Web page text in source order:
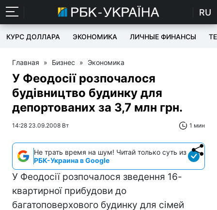
RU
КУРС ДОЛЛАРА ЭКОНОМИКА ЛИЧНЫЕ ФИНАНСЫ
Главная » Бизнес » Экономика
У Феодосії розпочалося
будівництво будинку для
депортованих за 3,7 млн грн.
14:28 23.09.2008 Вт 1 мин
Не трать время на шум! Читай только суть из
РБК-Украина в Google
У Феодосії розпочалося зведення 16-
квартирної прибудови до
багатоповерхового будинку для сімей